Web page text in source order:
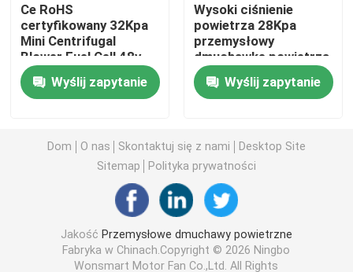
Dmuchawkę medyczną
Dmuchawkę powietrzną CPAP
Odkurzacz Wiatrówka
Wentylator BLDC
Mały puchnięty dmuchawk
Ce RoHS
certyfikowany 32Kpa
Mini Centrifugal
Blower Fuel Cell 48v
Blower Fan
Wyślij zapytanie
Wysoki ciśnienie
powietrza 28Kpa
przemysłowy
dmuchawkę powietrza
dla ogniw paliwowych
10KWWyślij zapytanie
Dom O nas Skontaktuj się z nami
Desktop Site
Sitemap
Polityka prywatności
Jakość Przemysłowe dmuchawy powietrzne
Fabryka w Chinach.Copyright © 2026 Ningbo
Wonsmart Motor Fan Co.,Ltd. All Rights